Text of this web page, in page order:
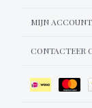
MIJN ACCOUNT
CONTACTEER